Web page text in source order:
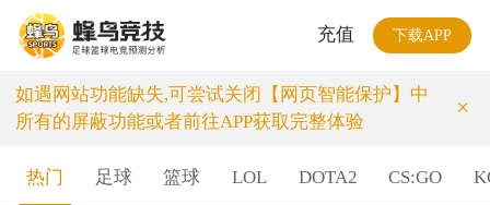
充值 下载APP
如遇网站功能缺失,可尝试关闭【网页智能保护】中
所有的屏蔽功能或者前往APP获取完整体验
×
热门 足球 篮球 LOL DOTA2 CS:GO